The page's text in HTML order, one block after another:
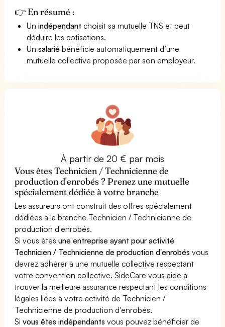
👉 En résumé :
Unindépendant choisit sa mutuelle TNS et peut
déduire les cotisations.
Unsalarié bénéficie automatiquement d’une
mutuelle collective proposée par son employeur.
À partir de 20 € par mois
Vous êtes Technicien / Technicienne de
production d'enrobés ? Prenez une mutuelle
spécialement dédiée à votre branche
Les assureurs ont construit des offres spécialement
dédiées à la branche Technicien / Technicienne de
production d'enrobés.
Si vous êtesune entreprise ayant pour activité
Technicien / Technicienne de production d'enrobés vous
devrez adhérer à une mutuelle collective respectant
votre convention collective. SideCare vous aide à
trouver la meilleure assurance respectant les conditions
légales liées à votre activité de Technicien /
Technicienne de production d'enrobés.
Sivous êtes indépendants vous pouvez bénéficier de